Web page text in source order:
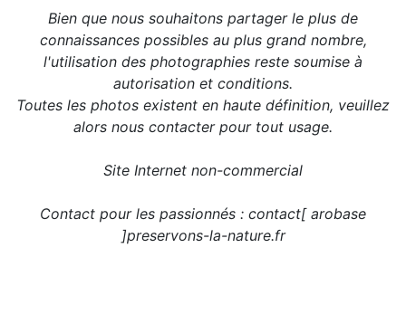
Bien que nous souhaitons partager le plus de
connaissances possibles au plus grand nombre,
l'utilisation des photographies reste soumise à
autorisation et conditions.
Toutes les photos existent en haute définition, veuillez
alors nous contacter pour tout usage.
Site Internet non-commercial
Contact pour les passionnés : contact[ arobase
]preservons-la-nature.fr